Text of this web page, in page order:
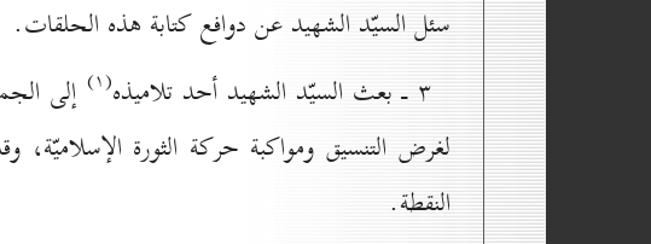
سئل السيّد الشهيد عن دوافع كتابة هذه الحلقات.
۳ ـ بعث السيّد الشهيد أحد تلاميذه
(۱)
إلى
لغرض التنسيق ومواكبة حركة الثورة
النقطة.